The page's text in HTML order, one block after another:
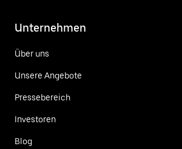
Unternehmen
Über uns
Unsere Angebote
Pressebereich
Investoren
Blog